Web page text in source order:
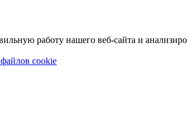
работу нашего веб-сайта и
cookie